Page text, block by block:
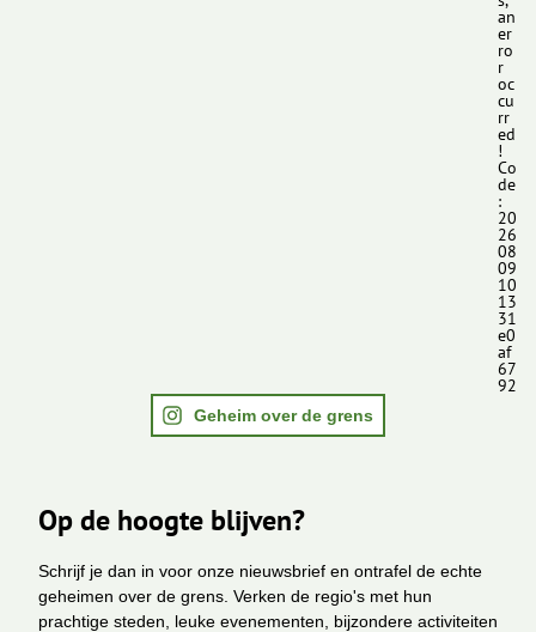
an
er
ro
r
oc
cu
rr
ed
!
Co
de
:
20
26
08
09
10
13
31
e0
af
67
92
Geheim over de grens
Op de hoogte blijven?
Schrijf je dan in voor onze nieuwsbrief en ontrafel de echte
geheimen over de grens. Verken de regio's met hun
prachtige steden, leuke evenementen, bijzondere activiteiten